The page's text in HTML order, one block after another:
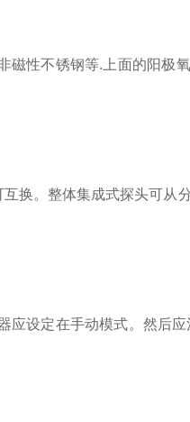
磁性不锈钢等.上面的阳极
换。整体集成式探头可从
应设定在手动模式。然后